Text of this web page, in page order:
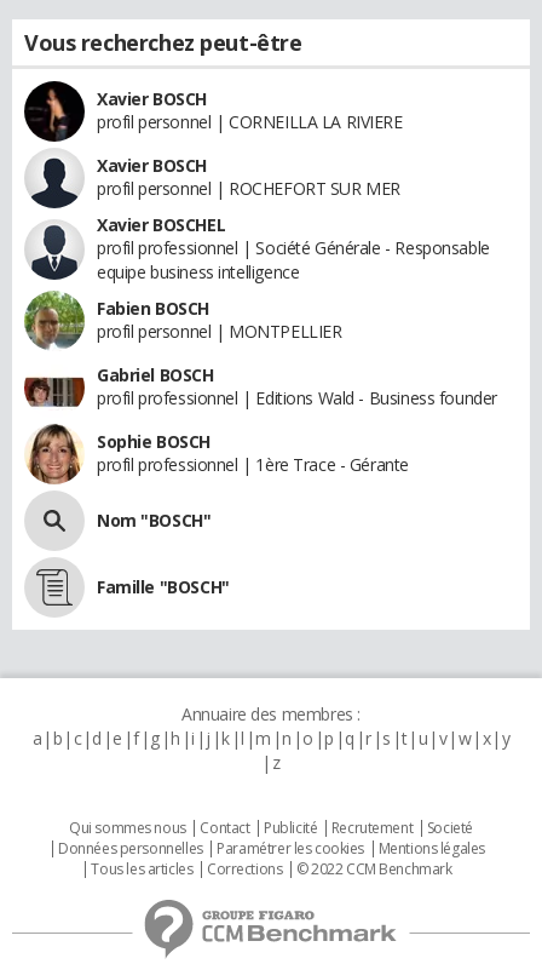
Vous recherchez peut-être
Xavier BOSCH
profil personnel | CORNEILLA LA RIVIERE
Xavier BOSCH
profil personnel | ROCHEFORT SUR MER
Xavier BOSCHEL
profil professionnel | Société Générale - Responsable
equipe business intelligence
Fabien BOSCH
profil personnel | MONTPELLIER
Gabriel BOSCH
profil professionnel | Editions Wald - Business founder
Sophie BOSCH
profil professionnel | 1ère Trace - Gérante
Nom "BOSCH"
Famille "BOSCH"
Annuaire des membres :
a b c d e f g h i j k l m n o p q r s t u v w x y
z
Qui sommes nous Contact Publicité Recrutement
Societé
Données personnelles
Paramétrer les cookies
Mentions légales
Tous les articles
Corrections © 2022 CCM Benchmark